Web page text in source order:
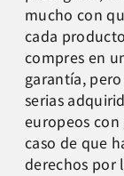
mucho con
cada
compres en
garantía,
serias
europeos con
caso de que
derechos por